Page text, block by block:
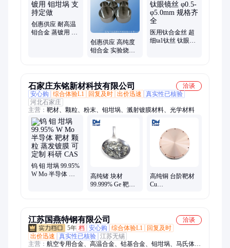
创惠供应 耐高温
钼合金 蒸镀用 钼
创惠供应 高纯度
钼合金 实验烧结
医用钛合金丝 超
细ta1钛丝 钛眼镜
石家庄东铭新材科技有限公司
洽谈
安心购
综合体验L1 回复及时 出价迅速
真实性已核验
河北石家庄
主营： 靶材、颗粒、粉末、钼坩埚、溅射镀膜材料、光学材料
钨 钼 坩埚 99.95%
W Mo 半导体 靶
高纯锗 块材
99.999% Ge 靶材
高纯铜 台阶靶材
Cu
江苏国燕特钢有限公司
洽谈
5年 档 安心购 综合体验L1
回复及时
出价迅速
真实性已核验 江苏无锡
主营： 航空专用合金、高温合金、钴基合金、钼坩埚、马氏体时